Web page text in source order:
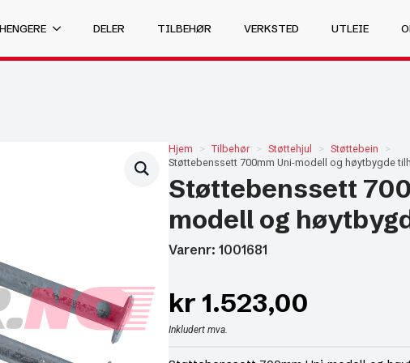
DELER TILBEHØR VERKSTED UTLEIE
Hjem Tilbehør Støttehjul
Støttebein
Støttebenssett 700mm Uni-modell og høytbygde
Støttebenssett
modell og
Varenr: 1001681
kr 1.523,00
Inkludert mva.